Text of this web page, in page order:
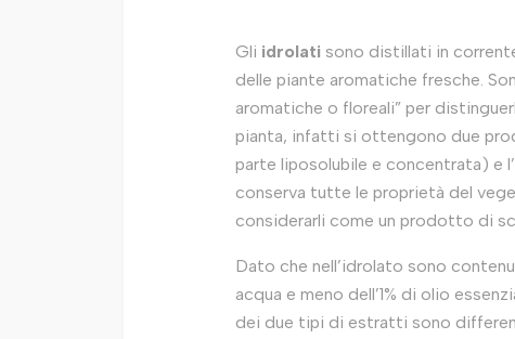
Gli idrolati sono distillati in
delle piante aromatiche fresche.
aromatiche o floreali” per
pianta, infatti si ottengono due
parte liposolubile e concentrata) e l’
conserva tutte le proprietà del
considerarli come un prodotto di
Dato che nell’idrolato sono
acqua e meno dell’1% di olio
dei due tipi di estratti sono